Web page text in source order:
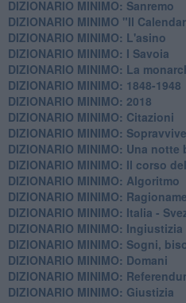
DIZIONARIO MINIMO: Sanremo
DIZIONARIO MINIMO "Il
DIZIONARIO MINIMO: L'asino
DIZIONARIO MINIMO: I Savoia
DIZIONARIO MINIMO: La
DIZIONARIO MINIMO: 1848-1948
DIZIONARIO MINIMO: 2018
DIZIONARIO MINIMO: Citazioni
DIZIONARIO MINIMO:
DIZIONARIO MINIMO: ​Una
DIZIONARIO MINIMO: Il corso
DIZIONARIO MINIMO: Algoritmo
DIZIONARIO MINIMO:
DIZIONARIO MINIMO: Italia -
DIZIONARIO MINIMO: ​Ingiustizia
DIZIONARIO MINIMO: ​Sogni,
DIZIONARIO MINIMO: Domani
DIZIONARIO MINIMO:
DIZIONARIO MINIMO: Giustizia